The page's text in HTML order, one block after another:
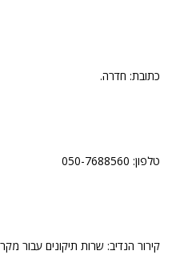
כתובת: חדרה.
טלפון: 050-7688560
קירור הנדיב: שרות תיקונים עבור